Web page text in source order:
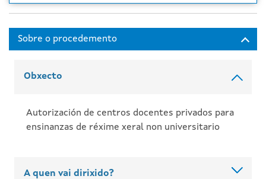
Obxecto
Autorización de centros docentes privados para
ensinanzas de réxime xeral non universitario
A quen vai dirixido?